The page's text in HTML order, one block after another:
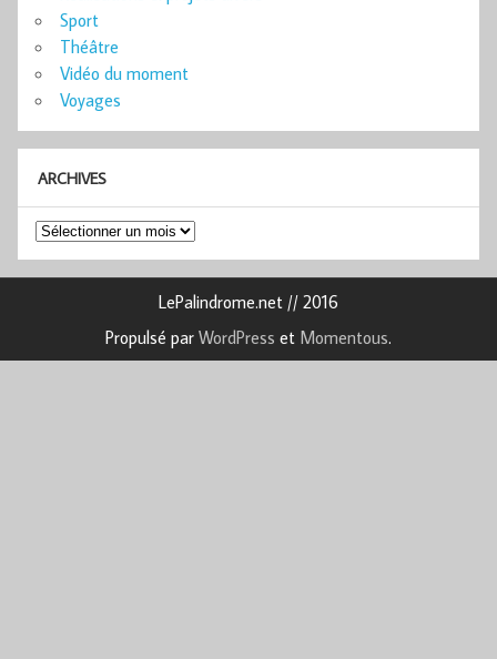
Sport
Théâtre
Vidéo du moment
Voyages
ARCHIVES
Archives
LePalindrome.net // 2016
Propulsé par WordPress et Momentous.